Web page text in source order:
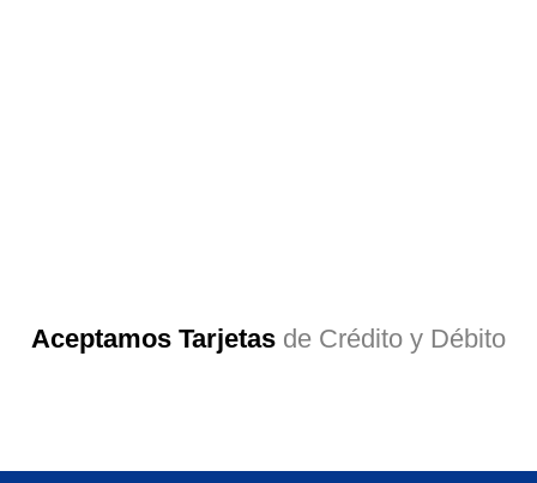
Aceptamos Tarjetas de Crédito y Débito